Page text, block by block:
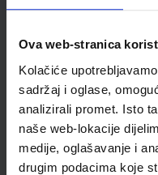
Ova web-stranica
Kolačiće
sadržaj i oglase,
analizirali promet. Isto
naše web-lokacije
medije, oglašavanje i
drugim podacima koje
Jedinična mjera